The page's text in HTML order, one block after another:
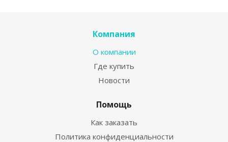
Компания
О компании
Где купить
Новости
Помощь
Как заказать
Политика конфиденциальности